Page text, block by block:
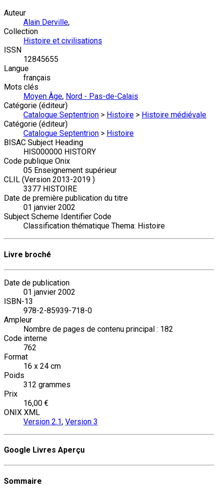
Auteur
Alain Derville,
Collection
Histoire et civilisations
ISSN
12845655
Langue
français
Mots clés
Moyen Âge, Nord - Pas-de-Calais
Catégorie (éditeur)
Catalogue Septentrion > Histoire > Histoire médiévale
Catégorie (éditeur)
Catalogue Septentrion > Histoire
BISAC Subject Heading
HIS000000 HISTORY
Code publique Onix
05 Enseignement supérieur
CLIL (Version 2013-2019 )
3377 HISTOIRE
Date de première publication du titre
01 janvier 2002
Subject Scheme Identifier Code
Classification thématique Thema: Histoire
Livre broché
Date de publication
01 janvier 2002
ISBN-13
978-2-85939-718-0
Ampleur
Nombre de pages de contenu principal : 182
Code interne
762
Format
16 x 24 cm
Poids
312 grammes
Prix
16,00 €
ONIX XML
Version 2.1, Version 3
Google Livres Aperçu
Sommaire